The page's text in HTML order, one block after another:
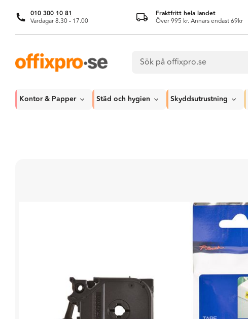
010 300 10 81
Vardagar 8.30 - 17.00
Fraktfritt hela landet
Över 995 kr. Annars endast 69kr
Kontor & Papper Städ och hygien Skyddsutrustning